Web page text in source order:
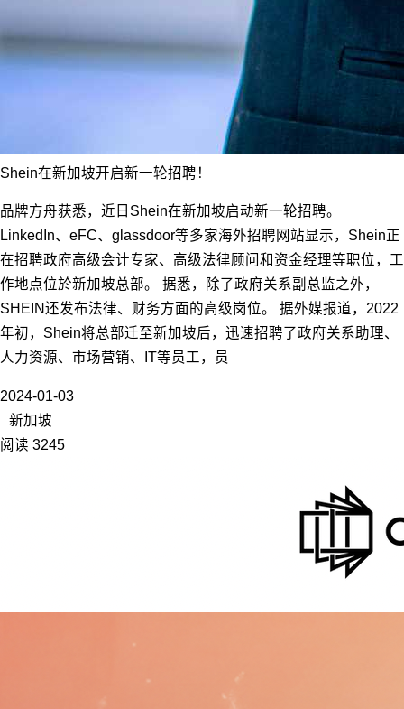
Shein在新加坡开启新一轮招聘！
品牌方舟获悉，近日Shein在新加坡启动新一轮招聘。
LinkedIn、eFC、glassdoor等多家海外招聘网站显示，Shein正
在招聘政府高级会计专家、高级法律顾问和资金经理等职位，工
作地点位於新加坡总部。 据悉，除了政府关系副总监之外，
SHEIN还发布法律、财务方面的高级岗位。 据外媒报道，2022
年初，Shein将总部迁至新加坡后，迅速招聘了政府关系助理、
人力资源、市场营销、IT等员工，员
2024-01-03
新加坡
阅读 3245